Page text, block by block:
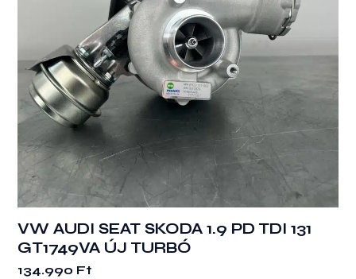
VW AUDI SEAT SKODA 1.9 PD TDI 131
GT1749VA ÚJ TURBÓ
134.990 Ft